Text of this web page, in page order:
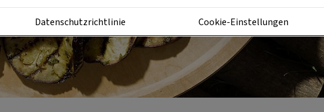
Datenschutzrichtlinie Cookie-Einstellungen